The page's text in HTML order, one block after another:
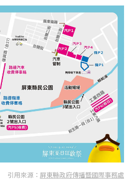
引用來源： 屏東縣政府傳播暨國際事務處